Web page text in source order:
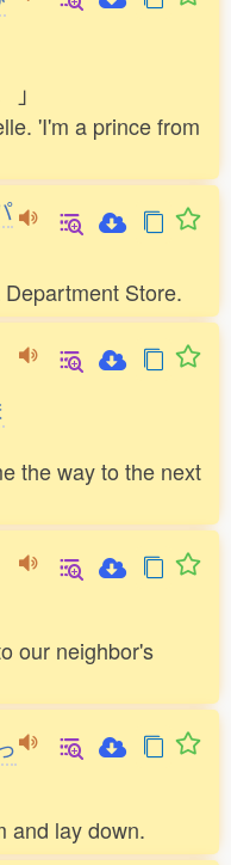
」
'I'm a prince from
Store.
the way to the next
our neighbor's
っ
and lay down.